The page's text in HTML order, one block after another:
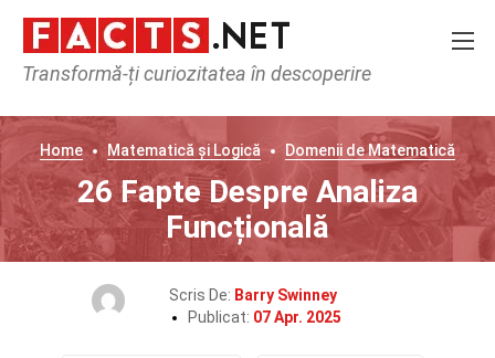
Transformă-ți curiozitatea în descoperire
Home Matematică și Logică Domenii de Matematică
26 Fapte Despre Analiza
Funcțională
Scris De: Barry Swinney
Publicat: 07 Apr. 2025